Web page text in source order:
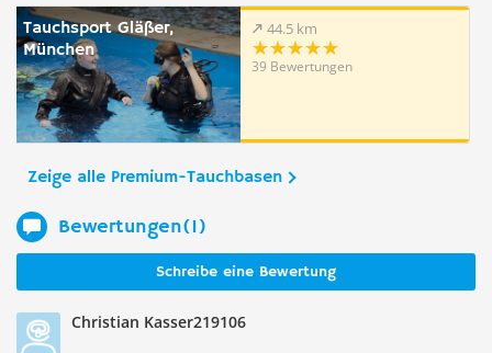
Tauchsport Gläßer,
München
44.5 km
39 Bewertungen
Zeige alle Premium-Tauchbasen
Bewertungen(1)
Schreibe eine Bewertung
Christian Kasser219106